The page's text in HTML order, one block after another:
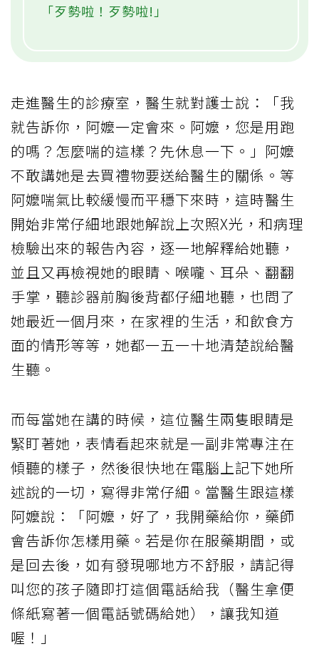
「歹勢啦！歹勢啦!」
走進醫生的診療室，醫生就對護士說：「我
就告訴你，阿嬤一定會來。阿嬤，您是用跑
的嗎？怎麼喘的這樣？先休息一下。」阿嬤
不敢講她是去買禮物要送給醫生的關係。等
阿嬤喘氣比較緩慢而平穩下來時，這時醫生
開始非常仔細地跟她解說上次照X光，和病理
檢驗出來的報告內容，逐一地解釋給她聽，
並且又再檢視她的眼睛、喉嚨、耳朵、翻翻
手掌，聽診器前胸後背都仔細地聽，也問了
她最近一個月來，在家裡的生活，和飲食方
面的情形等等，她都一五一十地清楚說給醫
生聽。
而每當她在講的時候，這位醫生兩隻眼睛是
緊盯著她，表情看起來就是一副非常專注在
傾聽的樣子，然後很快地在電腦上記下她所
述說的一切，寫得非常仔細。當醫生跟這樣
阿嬤說：「阿嬤，好了，我開藥給你，藥師
會告訴你怎樣用藥。若是你在服藥期間，或
是回去後，如有發現哪地方不舒服，請記得
叫您的孩子隨即打這個電話給我（醫生拿便
條紙寫著一個電話號碼給她），讓我知道
喔！」